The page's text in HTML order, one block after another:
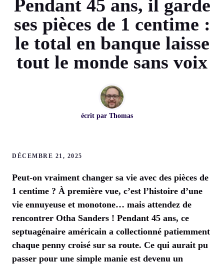
Pendant 45 ans, il garde
ses pièces de 1 centime :
le total en banque laisse
tout le monde sans voix
écrit par Thomas
DÉCEMBRE 21, 2025
Peut-on vraiment changer sa vie avec des pièces de
1 centime ? À première vue, c’est l’histoire d’une
vie ennuyeuse et monotone… mais attendez de
rencontrer Otha Sanders ! Pendant 45 ans, ce
septuagénaire américain a collectionné patiemment
chaque penny croisé sur sa route. Ce qui aurait pu
passer pour une simple manie est devenu un